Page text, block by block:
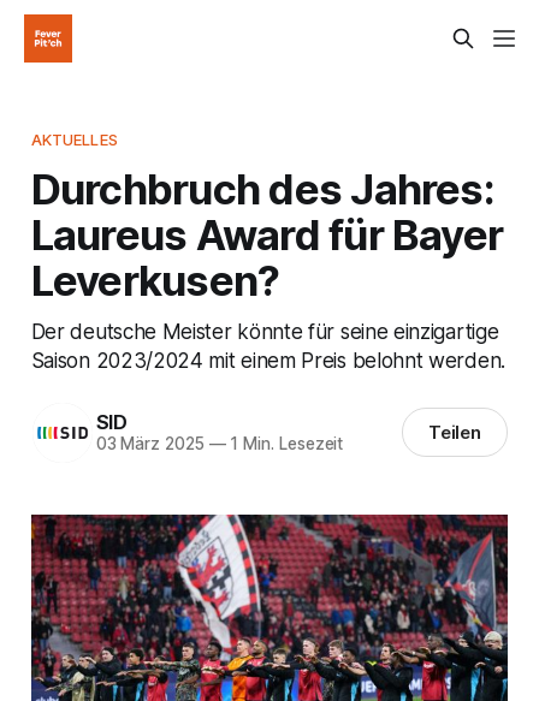
AKTUELLES
Durchbruch des Jahres:
Laureus Award für Bayer
Leverkusen?
Der deutsche Meister könnte für seine einzigartige
Saison 2023/2024 mit einem Preis belohnt werden.
SID
03 März 2025 —1 Min. Lesezeit Teilen